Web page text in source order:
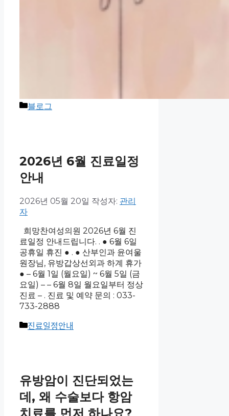
블로그
2026년 6월 진료일정
안내
2026년 05월 20일 작성자: 관리
자
희망찬여성의원 2026년 6월 진
료일정 안내드립니다.​ ​. ● 6월 6일
공휴일 휴진 ● . ● 산부인과 윤여울
원장님, 유방갑상선외과 하계 휴가
● – 6월 1일 (월요일) ~ 6월 5일 (금
요일) – – 6월 8일 월요일부터 정상
진료 – . 진료 및 예약 문의 : 033-
733-2888
진료일정안내
유방암이 진단되었는
데, 왜 수술보다 항암